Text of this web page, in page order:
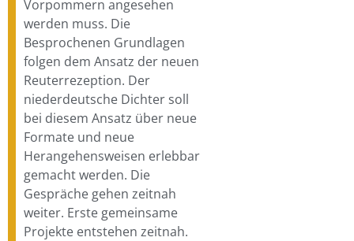
Vorpommern angesehen
werden muss. Die
Besprochenen Grundlagen
folgen dem Ansatz der neuen
Reuterrezeption. Der
niederdeutsche Dichter soll
bei diesem Ansatz über neue
Formate und neue
Herangehensweisen erlebbar
gemacht werden. Die
Gespräche gehen zeitnah
weiter. Erste gemeinsame
Projekte entstehen zeitnah.